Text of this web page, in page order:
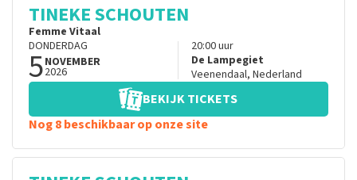
TINEKE SCHOUTEN
Femme Vitaal
DONDERDAG
5NOVEMBER
2026
20:00uur
De Lampegiet
Veenendaal, Nederland
BEKIJK TICKETS
Nog 8 beschikbaar op onze site